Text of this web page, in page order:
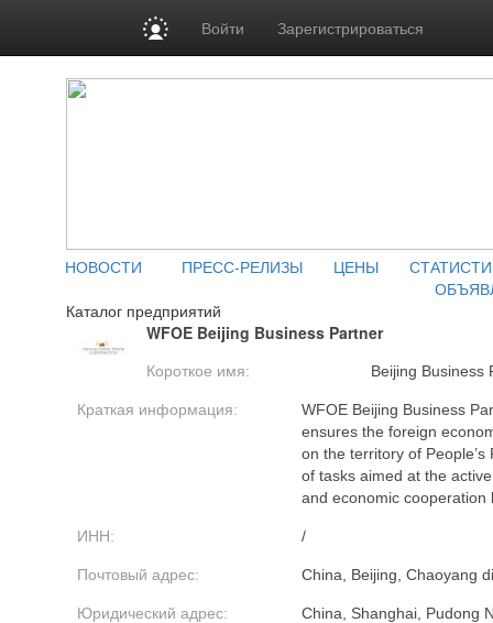
Войти Зарегистрироваться
НОВОСТИ ПРЕСС-РЕЛИЗЫ ЦЕНЫ
Каталог предприятий
WFOE Beijing Business Partner
Короткое имя: Beijing Business
Краткая информация:
WFOE Beijing Business
ensures the foreign
on the territory of
of tasks aimed at the
and economic
ИНН: /
Почтовый адрес: China, Beijing, Chaoyang
Юридический адрес: China, Shanghai, Pudong